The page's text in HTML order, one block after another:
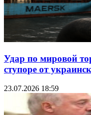
Удар по мировой
ступоре от
23.07.2026 18:59